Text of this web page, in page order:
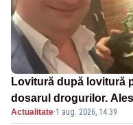
Lovitură după lovitură
dosarul drogurilor.
magistraților
Actualitate·1 aug. 2026, 14:39